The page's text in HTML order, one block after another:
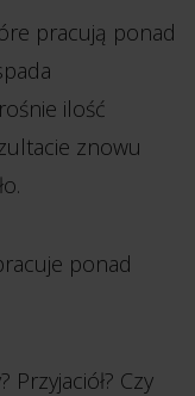
pracują ponad
ilość
znowu
ponad
Czy